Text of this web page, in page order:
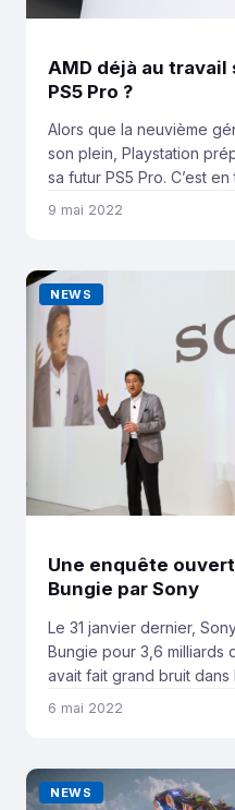
AMD déjà au
PS5 Pro ?
Alors que la neuvième
son plein, Playstation
sa futur PS5 Pro. C’est
AMD par le biais d’une
: « L’équipe derrière […]
9 mai 2022
NEWS
Une enquête
Bungie par Sony
Le 31 janvier dernier,
Bungie pour 3,6 milliards
avait fait grand bruit dans
qu’aujourd’hui la Federal
la Federal Trade
américaine surveillant […]
6 mai 2022
NEWS